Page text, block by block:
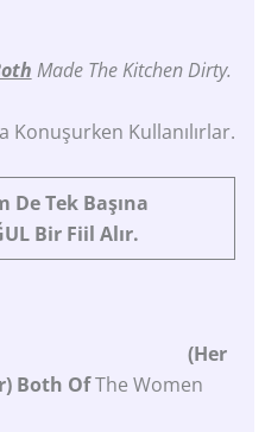
Made The Kitchen Dirty.
Konuşurken Kullanılırlar.
DeTek Başına
Bir Fiil Alır.
(Her
Both OfThe Women